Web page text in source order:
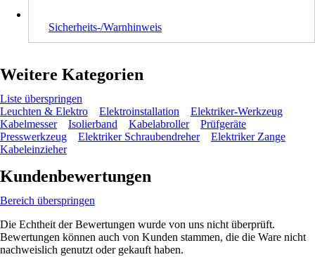
Sicherheits-/Warnhinweis
Weitere Kategorien
Liste überspringen
Leuchten & Elektro
Elektroinstallation
Elektriker-Werkzeug
Kabelmesser
Isolierband Kabelabroller
Prüfgeräte
Presswerkzeug
Elektriker Schraubendreher
Elektriker Zange
Kabeleinzieher
Kundenbewertungen
Bereich überspringen
Die Echtheit der Bewertungen wurde von uns nicht überprüft.
Bewertungen können auch von Kunden stammen, die die Ware nicht
nachweislich genutzt oder gekauft haben.